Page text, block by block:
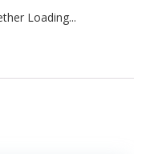
Loading...